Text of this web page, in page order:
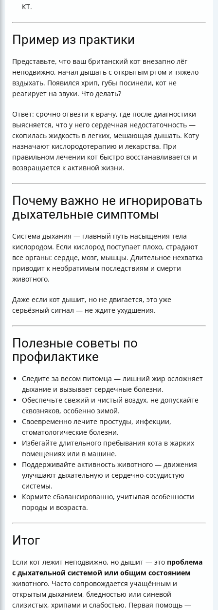
КТ.
Пример из практики
Представьте, что ваш британский кот внезапно лёг
неподвижно, начал дышать с открытым ртом и тяжело
вздыхать. Появился хрип, губы посинели, кот не
реагирует на звуки. Что делать?
Ответ: срочно отвезти к врачу, где после диагностики
выясняется, что у него сердечная недостаточность —
скопилась жидкость в легких, мешающая дышать. Коту
назначают кислородотерапию и лекарства. При
правильном лечении кот быстро восстанавливается и
возвращается к активной жизни.
Почему важно не игнорировать
дыхательные симптомы
Система дыхания — главный путь насыщения тела
кислородом. Если кислород поступает плохо, страдают
все органы: сердце, мозг, мышцы. Длительное нехватка
приводит к необратимым последствиям и смерти
животного.
Даже если кот дышит, но не двигается, это уже
серьёзный сигнал — не ждите ухудшения.
Полезные советы по
профилактике
Следите за весом питомца — лишний жир осложняет
дыхание и вызывает сердечные болезни.
Обеспечьте свежий и чистый воздух, не допускайте
сквозняков, особенно зимой.
Своевременно лечите простуды, инфекции,
стоматологические болезни.
Избегайте длительного пребывания кота в жарких
помещениях или в машине.
Поддерживайте активность животного — движения
улучшают дыхательную и сердечно-сосудистую
системы.
Кормите сбалансированно, учитывая особенности
породы и возраста.
Итог
Если кот лежит неподвижно, но дышит — это проблема
с дыхательной системой или общим состоянием
животного. Часто сопровождается учащённым и
открытым дыханием, бледностью или синевой
слизистых, хрипами и слабостью. Первая помощь —